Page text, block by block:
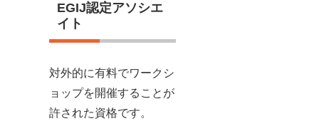
EGIJ認定アソシエ
イト
対外的に有料でワークシ
ョップを開催することが
許された資格です。